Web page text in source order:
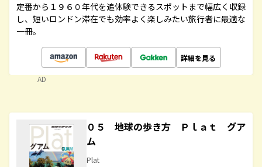
定番から１９６０年代を追体験できるスポットまで幅広く収録
し、短いロンドン滞在でも効率よく楽しみたい旅行者に最適な
一冊。
詳細を見る
AD
０５ 地球の歩き方 Ｐｌａｔ グア
ム
Plat